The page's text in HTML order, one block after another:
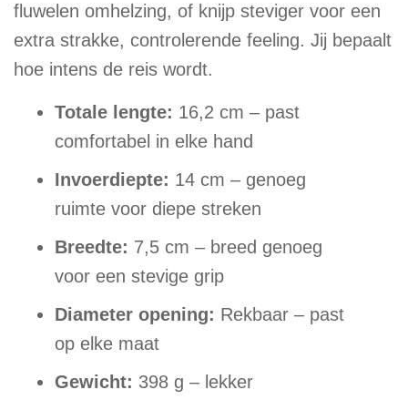
fluwelen omhelzing, of knijp steviger voor een
extra strakke, controlerende feeling. Jij bepaalt
hoe intens de reis wordt.
Totale lengte: 16,2 cm – past
comfortabel in elke hand
Invoerdiepte: 14 cm – genoeg
ruimte voor diepe streken
Breedte: 7,5 cm – breed genoeg
voor een stevige grip
Diameter opening: Rekbaar – past
op elke maat
Gewicht: 398 g – lekker